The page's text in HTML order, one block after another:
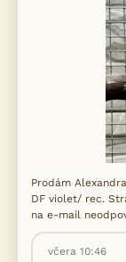
Prodám
DF violet/ rec.
na e-mail
včera 10:46